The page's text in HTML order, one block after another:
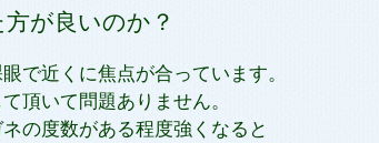
が良いのか？
で近くに焦点が合っています。
いて問題ありません。
度数がある程度強くなると